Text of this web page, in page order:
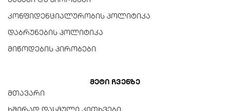
კონფიდენციალურობის პოლიტიკა
დაბრუნების პოლიტიკა
მიწოდების პირობები
მეტი ჩვენზე
მთავარი